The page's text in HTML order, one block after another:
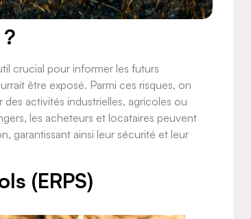
crucial pour informer les futurs
être exposé. Parmi ces risques, on
activités industrielles, agricoles ou
les acheteurs et locataires peuvent
garantissant ainsi leur sécurité et leur
(ERPS)